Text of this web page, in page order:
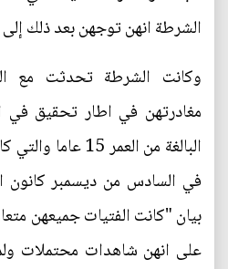
الشرطة انهن توجهن بعد ذلك
وكانت الشرطة تحدثت مع
مغادرتهن في اطار تحقيق
البالغة من العمر
في السادس من ديسمبر كانون
بيان "كانت الفتيات جميعهن
على انهن شاهدات محتملات